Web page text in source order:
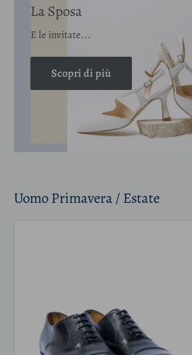
La Sposa
E le invitate...
Scopri di più
Uomo Primavera / Estate